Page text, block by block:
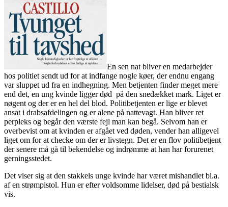
En sen nat bliver en medarbejder
hos politiet sendt ud for at indfange nogle køer, der endnu engang
var sluppet ud fra en indhegning. Men betjenten finder meget mere
end det, en ung kvinde ligger død på den snedækket mark. Liget er
nøgent og der er en hel del blod. Politibetjenten er lige er blevet
ansat i drabsafdelingen og er alene på nattevagt. Han bliver ret
perpleks og begår den værste fejl man kan begå. Selvom han er
overbevist om at kvinden er afgået ved døden, vender han alligevel
liget om for at checke om der er livstegn. Det er en flov politibetjent
der senere må gå til bekendelse og indrømme at han har forurenet
gerningsstedet.
Det viser sig at den stakkels unge kvinde har været mishandlet bl.a.
af en strømpistol. Hun er efter voldsomme lidelser, død på bestialsk
vis.